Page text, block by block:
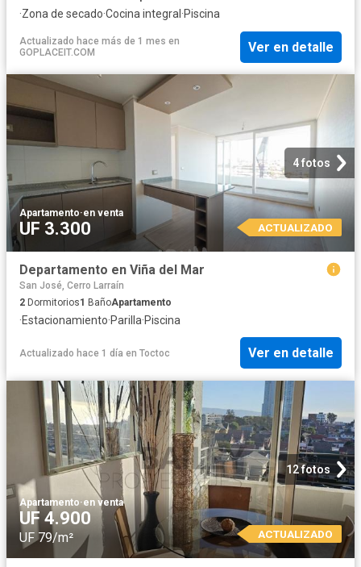
·Zona de secado·Cocina integral ·Piscina
Actualizado hace más de 1 mes en
GOPLACEIT.COM
Ver en detalle
4 fotos
Apartamento·en venta
UF 3.300 ACTUALIZADO
Departamento en Viña del Mar
San José, Cerro Larraín
2 Dormitorios1 BañoApartamento
·Estacionamiento·Parilla·Piscina
Actualizado hace 1 día en Toctoc Ver en detalle
12 fotos
Apartamento·en venta
UF 4.900
UF 79/m² ACTUALIZADO